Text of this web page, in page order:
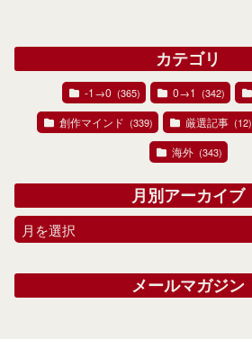
カテゴリ
-1→0 (365) 0→1 (342)
創作マインド (339) 厳選記事 (12)
海外 (343)
月別アーカイブ
月を選択
メールマガジン